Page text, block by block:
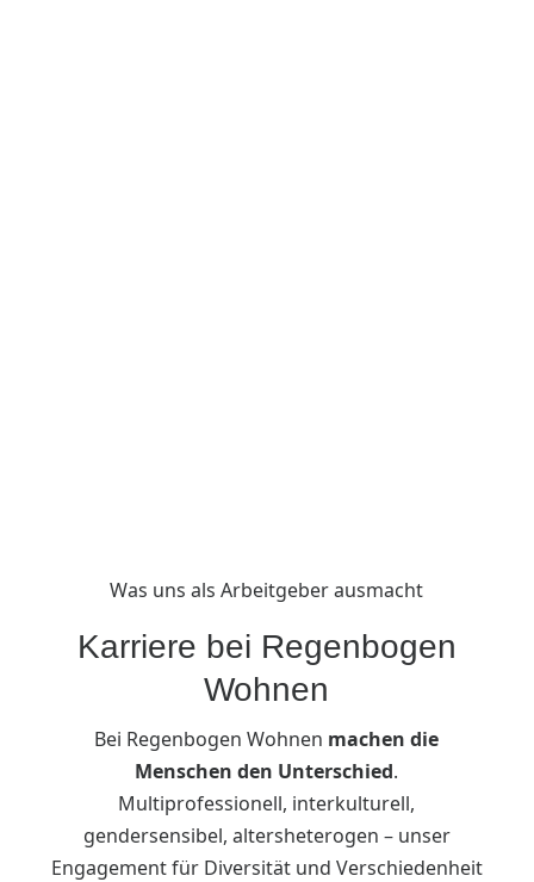
Was uns als Arbeitgeber ausmacht
Karriere bei Regenbogen
Wohnen
Bei Regenbogen Wohnen machen die
Menschen den Unterschied.
Multiprofessionell, interkulturell,
gendersensibel, altersheterogen – unser
Engagement für Diversität und Verschiedenheit